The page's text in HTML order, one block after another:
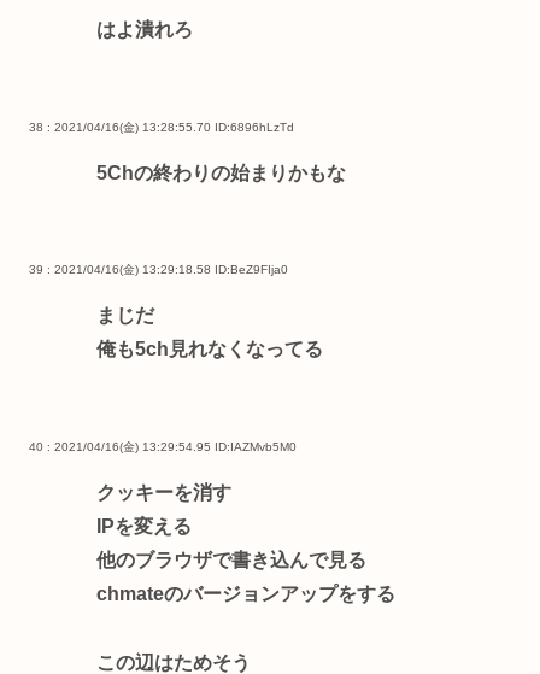
はよ潰れろ
38 : 2021/04/16(金) 13:28:55.70 ID:6896hLzTd
5Chの終わりの始まりかもな
39 : 2021/04/16(金) 13:29:18.58 ID:BeZ9FIja0
まじだ
俺も5ch見れなくなってる
40 : 2021/04/16(金) 13:29:54.95 ID:IAZMvb5M0
クッキーを消す
IPを変える
他のブラウザで書き込んで見る
chmateのバージョンアップをする
この辺はためそう